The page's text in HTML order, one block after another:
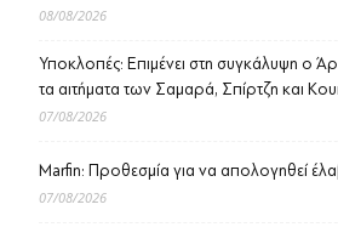
08/08/2026
Υποκλοπές: Επιμένει στη συγκάλυψη ο
τα αιτήματα των Σαμαρά, Σπίρτζη και
07/08/2026
Marfin: Προθεσμία για να απολογηθεί
07/08/2026